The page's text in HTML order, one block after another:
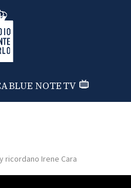
Monte Carlo
BLUE NOTETV
ricordano Irene Cara